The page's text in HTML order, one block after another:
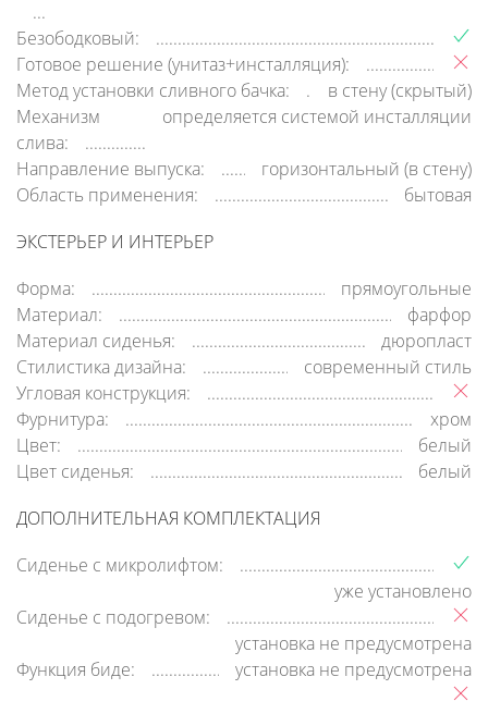
Безободковый:
Готовое решение (унитаз+инсталляция):
Метод установки сливного бачка:
в стену (скрытый)
Механизм
слива:
определяется системой инсталляции
Направление выпуска:
горизонтальный (в стену)
Область применения:
бытовая
ЭКСТЕРЬЕР И ИНТЕРЬЕР
Форма:
прямоугольные
Материал:
фарфор
Материал сиденья:
дюропласт
Стилистика дизайна:
современный стиль
Угловая конструкция:
Фурнитура:
хром
Цвет:
белый
Цвет сиденья:
белый
ДОПОЛНИТЕЛЬНАЯ КОМПЛЕКТАЦИЯ
Сиденье с микролифтом:
уже установлено
Сиденье с подогревом:
установка не предусмотрена
Функция биде:
установка не предусмотрена